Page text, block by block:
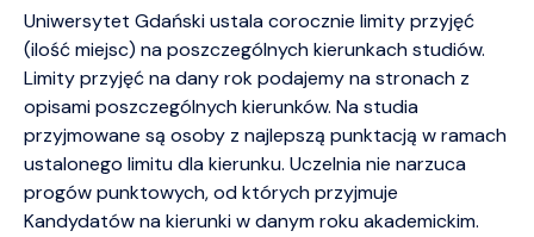
Uniwersytet Gdański ustala corocznie limity przyjęć
(ilość miejsc) na poszczególnych kierunkach studiów.
Limity przyjęć na dany rok podajemy na stronach z
opisami poszczególnych kierunków. Na studia
przyjmowane są osoby z najlepszą punktacją w ramach
ustalonego limitu dla kierunku. Uczelnia nie narzuca
progów punktowych, od których przyjmuje
Kandydatów na kierunki w danym roku akademickim.